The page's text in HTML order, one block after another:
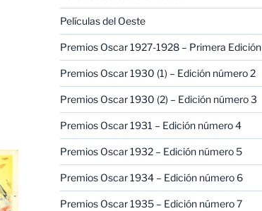
Películas del Oeste
Premios Oscar 1927-1928 – Primera Edición
Premios Oscar 1930 (1) – Edición número 2
Premios Oscar 1930 (2) – Edición número 3
Premios Oscar 1931 – Edición número 4
Premios Oscar 1932 – Edición número 5
Premios Oscar 1934 – Edición número 6
Premios Oscar 1935 – Edición número 7